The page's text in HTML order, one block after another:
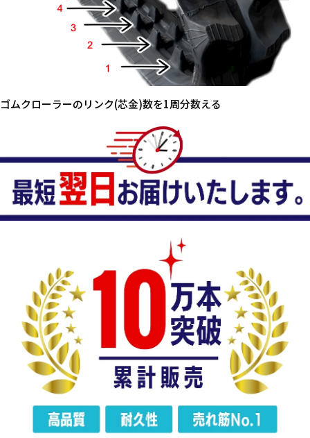
ゴムクローラーのリンク(芯金)数を1周分数える